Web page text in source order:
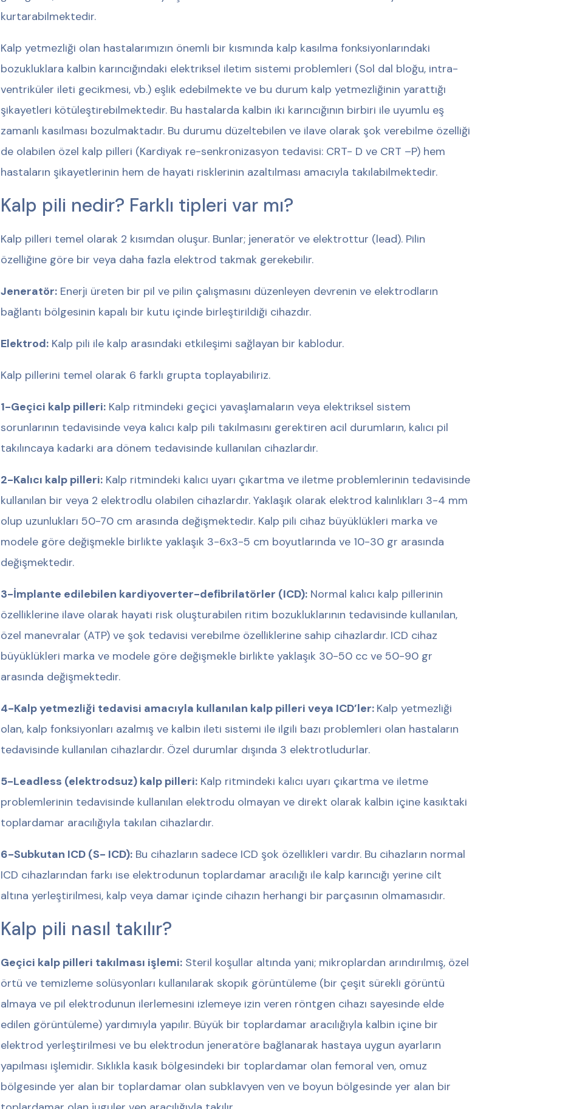
kurtarabilmektedir.
Kalp yetmezliği olan hastalarımızın önemli bir kısmında kalp kasılma fonksiyonlarındaki
bozukluklara kalbin karıncığındaki elektriksel iletim sistemi problemleri (Sol dal bloğu, intra-
ventriküler ileti gecikmesi, vb.) eşlik edebilmekte ve bu durum kalp yetmezliğinin yarattığı
şikayetleri kötüleştirebilmektedir. Bu hastalarda kalbin iki karıncığının birbiri ile uyumlu eş
zamanlı kasılması bozulmaktadır. Bu durumu düzeltebilen ve ilave olarak şok verebilme özelliği
de olabilen özel kalp pilleri (Kardiyak re-senkronizasyon tedavisi: CRT- D ve CRT –P) hem
hastaların şikayetlerinin hem de hayati risklerinin azaltılması amacıyla takılabilmektedir.
Kalp pili nedir? Farklı tipleri var mı?
Kalp pilleri temel olarak 2 kısımdan oluşur. Bunlar; jeneratör ve elektrottur (lead). Pilin
özelliğine göre bir veya daha fazla elektrod takmak gerekebilir.
Jeneratör:Enerji üreten bir pil ve pilin çalışmasını düzenleyen devrenin ve elektrodların
bağlantı bölgesinin kapalı bir kutu içinde birleştirildiği cihazdır.
Elektrod:Kalp pili ile kalp arasındaki etkileşimi sağlayan bir kablodur.
Kalp pillerini temel olarak 6 farklı grupta toplayabiliriz.
1-Geçici kalp pilleri:Kalp ritmindeki geçici yavaşlamaların veya elektriksel sistem
sorunlarının tedavisinde veya kalıcı kalp pili takılmasını gerektiren acil durumların, kalıcı pil
takılıncaya kadarki ara dönem tedavisinde kullanılan cihazlardır.
2-Kalıcı kalp pilleri:Kalp ritmindeki kalıcı uyarı çıkartma ve iletme problemlerinin tedavisinde
kullanılan bir veya 2 elektrodlu olabilen cihazlardır. Yaklaşık olarak elektrod kalınlıkları 3-4 mm
olup uzunlukları 50-70 cm arasında değişmektedir. Kalp pili cihaz büyüklükleri marka ve
modele göre değişmekle birlikte yaklaşık 3-6x3-5 cm boyutlarında ve 10-30 gr arasında
değişmektedir.
3-İmplante edilebilen kardiyoverter-deﬁbrilatörler (ICD):Normal kalıcı kalp pillerinin
özelliklerine ilave olarak hayati risk oluşturabilen ritim bozukluklarının tedavisinde kullanılan,
özel manevralar (ATP) ve şok tedavisi verebilme özelliklerine sahip cihazlardır. ICD cihaz
büyüklükleri marka ve modele göre değişmekle birlikte yaklaşık 30-50 cc ve 50-90 gr
arasında değişmektedir.
4-Kalp yetmezliği tedavisi amacıyla kullanılan kalp pilleri veya ICD’ler: Kalp yetmezliği
olan, kalp fonksiyonları azalmış ve kalbin ileti sistemi ile ilgili bazı problemleri olan hastaların
tedavisinde kullanılan cihazlardır. Özel durumlar dışında 3 elektrotludurlar.
5-Leadless (elektrodsuz) kalp pilleri:Kalp ritmindeki kalıcı uyarı çıkartma ve iletme
problemlerinin tedavisinde kullanılan elektrodu olmayan ve direkt olarak kalbin içine kasıktaki
toplardamar aracılığıyla takılan cihazlardır.
6-Subkutan ICD (S- ICD):Bu cihazların sadece ICD şok özellikleri vardır. Bu cihazların normal
ICD cihazlarından farkı ise elektrodunun toplardamar aracılığı ile kalp karıncığı yerine cilt
altına yerleştirilmesi, kalp veya damar içinde cihazın herhangi bir parçasının olmamasıdır.
Kalp pili nasıl takılır?
Geçici kalp pilleri takılması işlemi:Steril koşullar altında yani; mikroplardan arındırılmış, özel
örtü ve temizleme solüsyonları kullanılarak skopik görüntüleme (bir çeşit sürekli görüntü
almaya ve pil elektrodunun ilerlemesini izlemeye izin veren röntgen cihazı sayesinde elde
edilen görüntüleme) yardımıyla yapılır. Büyük bir toplardamar aracılığıyla kalbin içine bir
elektrod yerleştirilmesi ve bu elektrodun jeneratöre bağlanarak hastaya uygun ayarların
yapılması işlemidir. Sıklıkla kasık bölgesindeki bir toplardamar olan femoral ven, omuz
bölgesinde yer alan bir toplardamar olan subklavyen ven ve boyun bölgesinde yer alan bir